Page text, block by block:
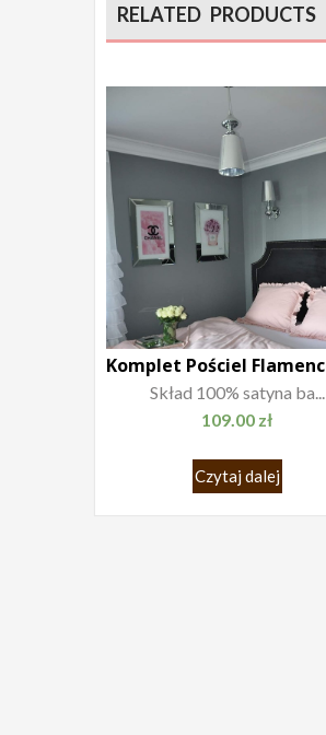
RELATED PRODUCTS
Skład 100% satyna ba...
109.00 zł
Czytaj dalej